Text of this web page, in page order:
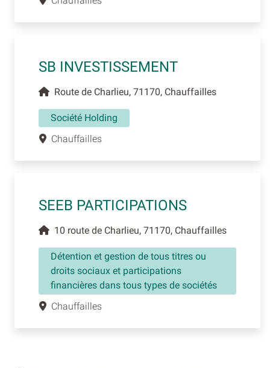
SB INVESTISSEMENT
Route de Charlieu, 71170, Chauffailles
Société Holding
Chauffailles
SEEB PARTICIPATIONS
10 route de Charlieu, 71170, Chauffailles
Détention et gestion de tous titres ou
droits sociaux et participations
financières dans tous types de sociétés
Chauffailles